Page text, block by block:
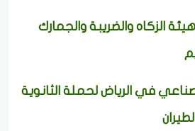
الزكاه والضريبة والجمارك
في الرياض لحملة الثانوية